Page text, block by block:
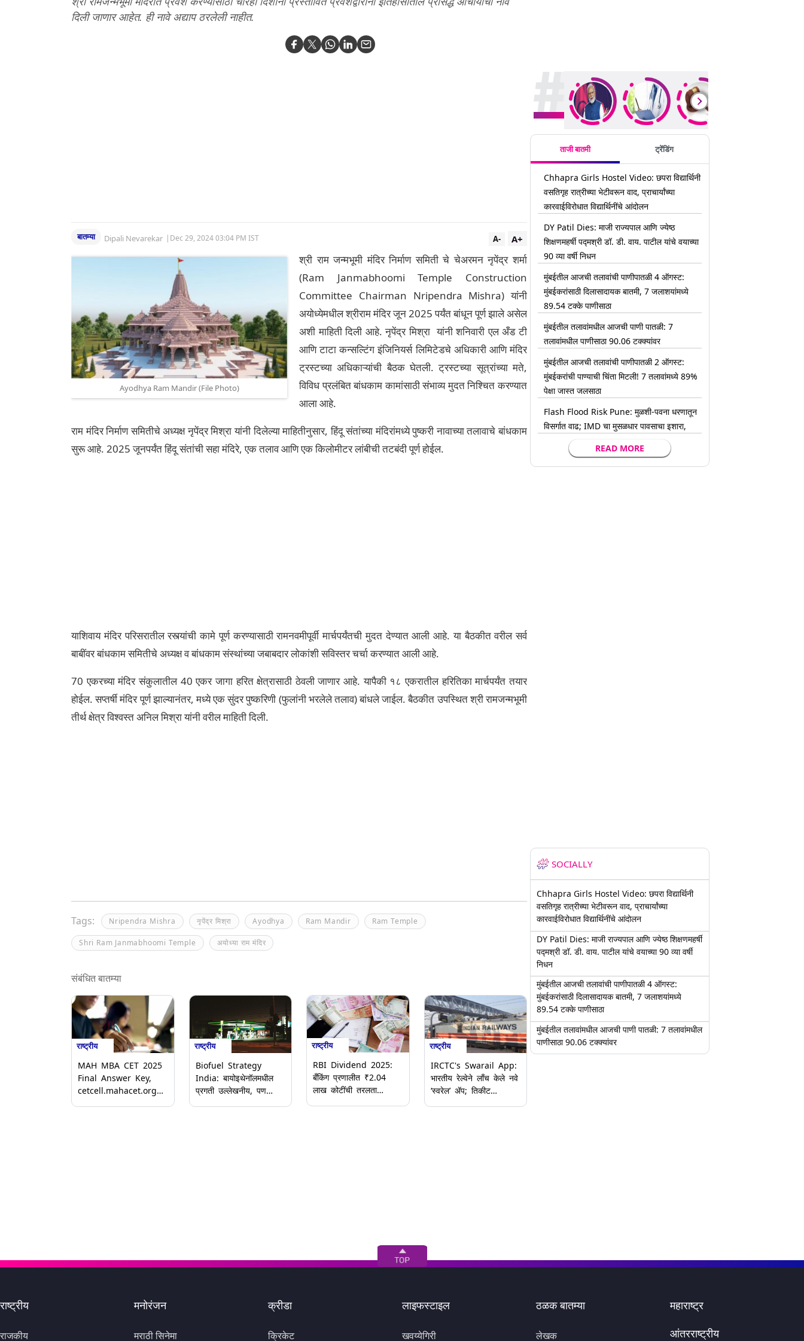
दिली जाणार आहेत. ही नावे अद्याप ठरलेली नाहीत.
बातम्या Dipali Nevarekar | Dec 29, 2024 03:04 PM IST A+
A-
Ayodhya Ram Mandir (File Photo)
श्री राम जन्मभूमी मंदिर निर्माण समिती चे चेअरमन नृपेंद्र शर्मा
(Ram Janmabhoomi Temple Construction
Committee Chairman Nripendra Mishra) यांनी
अयोध्येमधील श्रीराम मंदिर जून 2025 पर्यंत बांधून पूर्ण झाले असेल
अशी माहिती दिली आहे. नृपेंद्र मिश्रा यांनी शनिवारी एल अँड टी
आणि टाटा कन्सल्टिंग इंजिनियर्स लिमिटेडचे ​​अधिकारी आणि मंदिर
ट्रस्टच्या अधिकाऱ्यांची बैठक घेतली. ट्रस्टच्या सूत्रांच्या मते,
विविध प्रलंबित बांधकाम कामांसाठी संभाव्य मुदत निश्चित करण्यात
आला आहे.
राम मंदिर निर्माण समितीचे अध्यक्ष नृपेंद्र मिश्रा यांनी दिलेल्या माहितीनुसार, हिंदू संतांच्या मंदिरांमध्ये पुष्करी नावाच्या तलावाचे बांधकाम
सुरू आहे. 2025 जूनपर्यंत हिंदू संतांची सहा मंदिरे, एक तलाव आणि एक किलोमीटर लांबीची तटबंदी पूर्ण होईल.
याशिवाय मंदिर परिसरातील रस्त्यांची कामे पूर्ण करण्यासाठी रामनवमीपूर्वी मार्चपर्यंतची मुदत देण्यात आली आहे. या बैठकीत वरील सर्व
बाबींवर बांधकाम समितीचे अध्यक्ष व बांधकाम संस्थांच्या जबाबदार लोकांशी सविस्तर चर्चा करण्यात आली आहे.
70 एकरच्या मंदिर संकुलातील 40 एकर जागा हरित क्षेत्रासाठी ठेवली जाणार आहे. यापैकी १८ एकरातील हरितिका मार्चपर्यंत तयार
होईल. सप्तर्षी मंदिर पूर्ण झाल्यानंतर, मध्ये एक सुंदर पुष्करिणी (फुलांनी भरलेले तलाव) बांधले जाईल. बैठकीत उपस्थित श्री रामजन्मभूमी
तीर्थ क्षेत्र विश्वस्त अनिल मिश्रा यांनी वरील माहिती दिली.
Tags: Nripendra Mishra नृपेंद्र मिश्रा Ayodhya Ram Mandir Ram Temple
Shri Ram Janmabhoomi Temple अयोध्या राम मंदिर
संबंधित बातम्या
राष्ट्रीय
MAH MBA CET 2025
Final Answer Key,
cetcell.mahacet.org
राष्ट्रीय
Biofuel Strategy
India: बायोइथेनॉलमधील
प्रगती उल्लेखनीय, पण
राष्ट्रीय
RBI Dividend 2025:
बँकिंग प्रणालीत ₹2.04
लाख कोटींची तरलता
राष्ट्रीय
IRCTC's Swarail App:
भारतीय रेल्वेने लाँच केले नवे
‘स्वरेल’ ॲप; तिकीट
ताजी बातमी ट्रेंडिंग
Chhapra Girls Hostel Video: छपरा विद्यार्थिनी
वसतिगृह रात्रीच्या भेटीवरून वाद, प्राचार्यांच्या
कारवाईविरोधात विद्यार्थिनींचे आंदोलन
DY Patil Dies: माजी राज्यपाल आणि ज्येष्ठ
शिक्षणमहर्षी पद्मश्री डॉ. डी. वाय. पाटील यांचे वयाच्या
90 व्या वर्षी निधन
मुंबईतील आजची तलावांची पाणीपातळी 4 ऑगस्ट:
मुंबईकरांसाठी दिलासादायक बातमी, 7 जलाशयांमध्ये
89.54 टक्के पाणीसाठा
मुंबईतील तलावांमधील आजची पाणी पातळी: 7
तलावांमधील पाणीसाठा 90.06 टक्क्यांवर
मुंबईतील आजची तलावांची पाणीपातळी 2 ऑगस्ट:
मुंबईकरांची पाण्याची चिंता मिटली! 7 तलावांमध्ये 89%
पेक्षा जास्त जलसाठा
Flash Flood Risk Pune: मुळशी-पवना धरणातून
विसर्गात वाढ; IMD चा मुसळधार पावसाचा इशारा,
READ MORE
SOCIALLY
Chhapra Girls Hostel Video: छपरा विद्यार्थिनी
वसतिगृह रात्रीच्या भेटीवरून वाद, प्राचार्यांच्या
कारवाईविरोधात विद्यार्थिनींचे आंदोलन
DY Patil Dies: माजी राज्यपाल आणि ज्येष्ठ शिक्षणमहर्षी
पद्मश्री डॉ. डी. वाय. पाटील यांचे वयाच्या 90 व्या वर्षी
निधन
मुंबईतील आजची तलावांची पाणीपातळी 4 ऑगस्ट:
मुंबईकरांसाठी दिलासादायक बातमी, 7 जलाशयांमध्ये
89.54 टक्के पाणीसाठा
मुंबईतील तलावांमधील आजची पाणी पातळी: 7 तलावांमधील
पाणीसाठा 90.06 टक्क्यांवर
राष्ट्रीय
राजकीय
मनोरंजन
मराठी सिनेमा
क्रीडा
क्रिकेट
लाइफस्टाइल
खवय्येगिरी
ठळक बातम्या
लेखक
महाराष्ट्र
आंतरराष्ट्रीय